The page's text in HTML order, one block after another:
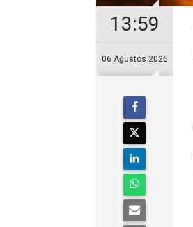
13:59
06 Ağustos 2026